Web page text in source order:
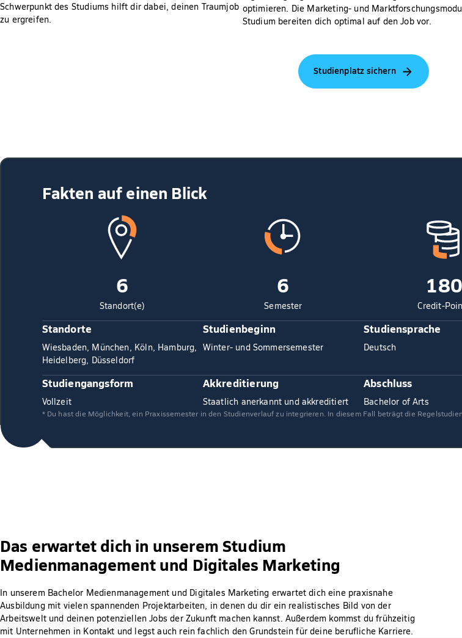
Schwerpunkt des Studiums hilft dir dabei, deinen Traumjob
zu ergreifen.
optimieren. Die Marketing- und
Studium bereiten dich optimal auf den Job vor.
Studienplatz sichern
Fakten auf einen Blick
6
Standort(e)
6
Semester
180
Credit-
Standorte
Wiesbaden, München, Köln, Hamburg,
Heidelberg, Düsseldorf
Studienbeginn
Winter- und Sommersemester
Studiensprache
Deutsch
Studiengangsform
Vollzeit
Akkreditierung
Staatlich anerkannt und akkreditiert
Abschluss
Bachelor of Arts
* Du hast die Möglichkeit, ein Praxissemester in den Studienverlauf zu integrieren. In diesem Fall beträgt die
Das erwartet dich in unserem Studium
Medienmanagement und Digitales Marketing
In unserem Bachelor Medienmanagement und Digitales Marketing erwartet dich eine praxisnahe
Ausbildung mit vielen spannenden Projektarbeiten, in denen du dir ein realistisches Bild von der
Arbeitswelt und deinen potenziellen Jobs der Zukunft machen kannst. Außerdem kommst du frühzeitig
mit Unternehmen in Kontakt und legst auch rein fachlich den Grundstein für deine berufliche Karriere.